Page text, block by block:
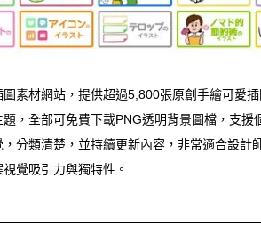
素材網站，提供超過5,800張原創手繪可愛
，全部可免費下載PNG透明背景圖檔，支援
分類清楚，並持續更新內容，非常適合設計
覺吸引力與獨特性。